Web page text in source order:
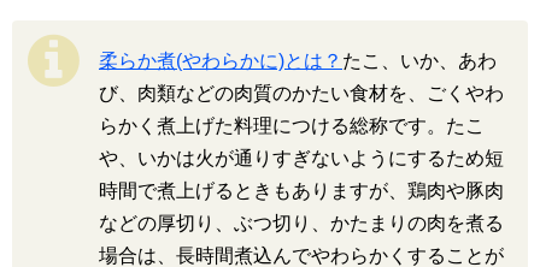
柔らか煮(やわらかに)とは？ たこ、いか、あわ
び、肉類などの肉質のかたい食材を、ごくやわ
らかく煮上げた料理につける総称です。たこ
や、いかは火が通りすぎないようにするため短
時間で煮上げるときもありますが、鶏肉や豚肉
などの厚切り、ぶつ切り、かたまりの肉を煮る
場合は、長時間煮込んでやわらかくすることが